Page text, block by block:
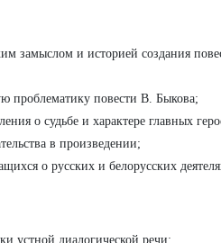
замыслом и историей создания
проблематику повести В. Быкова;
о судьбе и характере главных
в произведении;
о русских и белорусских
устной диалогической речи;